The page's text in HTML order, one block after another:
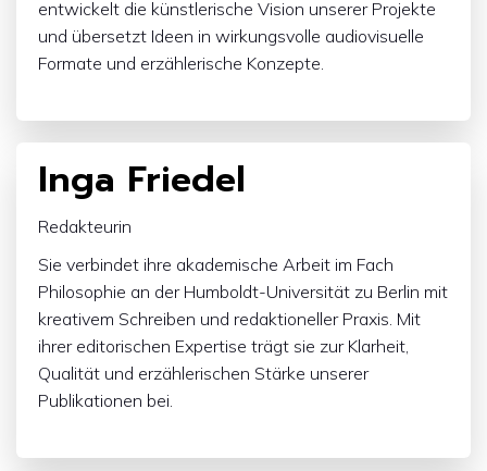
entwickelt die künstlerische Vision unserer Projekte
und übersetzt Ideen in wirkungsvolle audiovisuelle
Formate und erzählerische Konzepte.
Inga Friedel
Redakteurin
Sie verbindet ihre akademische Arbeit im Fach
Philosophie an der Humboldt-Universität zu Berlin mit
kreativem Schreiben und redaktioneller Praxis. Mit
ihrer editorischen Expertise trägt sie zur Klarheit,
Qualität und erzählerischen Stärke unserer
Publikationen bei.